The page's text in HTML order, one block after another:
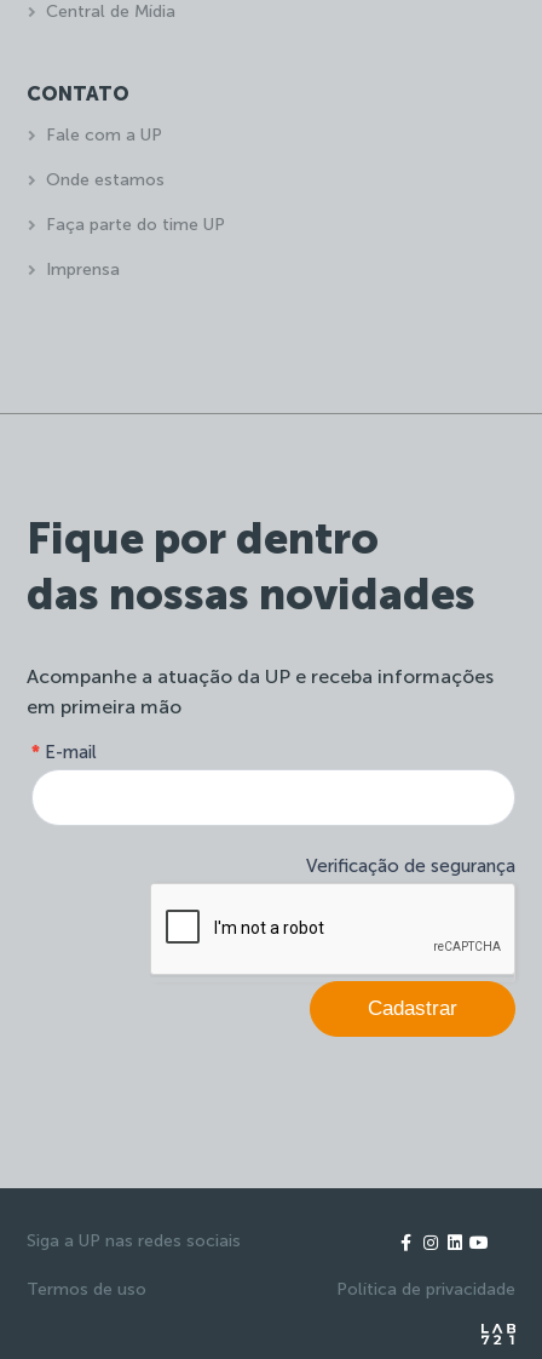
Fique por dentro
das nossas novidades
Acompanhe a atuação da UP e receba informações
em primeira mão
site-
newsletter
E-mail
*
Verificação de segurança
Cadastrar
você
é
humano,
este
campo
branco.
Central de Mídia
CONTATO
Fale com a UP
Onde estamos
Faça parte do time UP
Imprensa
Siga a UP nas redes sociais
Termos de uso Política de privacidade